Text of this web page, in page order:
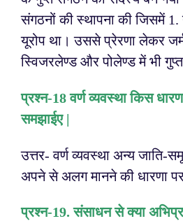
संगठनों की स्थापना की जिसमें
यूरोप था। उससे प्रेरणा लेकर
स्विजरलेण्ड और पोलेण्ड में भी
प्रश्न-18 वर्ण व्यवस्था किस
समझाईए |
उत्तर- वर्ण व्यवस्था अन्य जाति-
अपने से अलग मानने की धारणा
प्रश्न-19. संसाधन से क्या